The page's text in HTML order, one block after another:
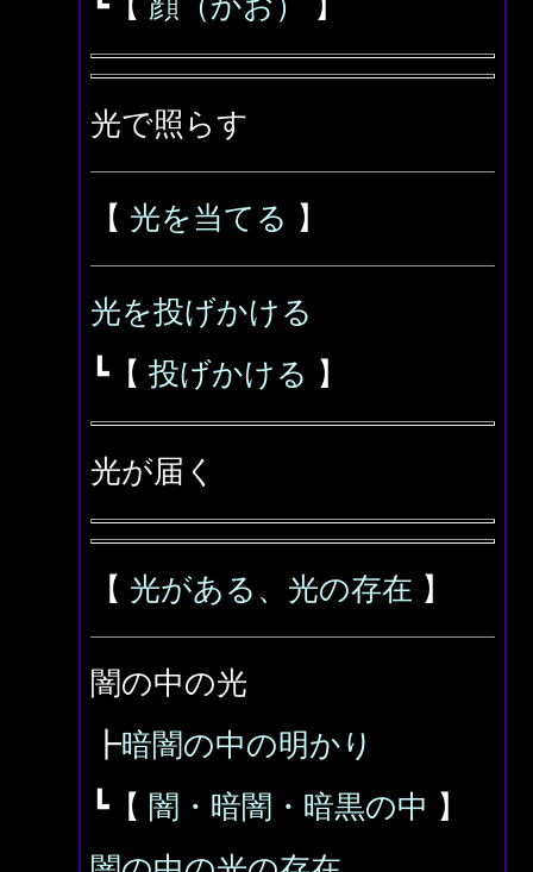
光で照らす
【 光を当てる 】
光を投げかける
┗【 投げかける 】
光が届く
【 光がある、光の存在 】
闇の中の光
┣暗闇の中の明かり
┗【 闇・暗闇・暗黒の中 】